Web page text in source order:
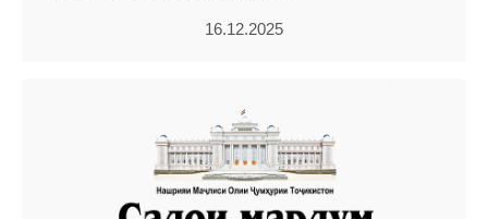
16.12.2025